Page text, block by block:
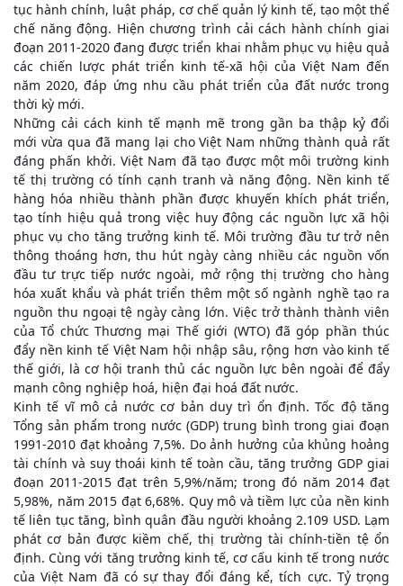
tục hành chính, luật pháp, cơ chế quản lý kinh tế, tạo một thể
chế năng động. Hiện chương trình cải cách hành chính giai
đoạn 2011-2020 đang được triển khai nhằm phục vụ hiệu quả
các chiến lược phát triển kinh tế-xã hội của Việt Nam đến
năm 2020, đáp ứng nhu cầu phát triển của đất nước trong
thời kỳ mới.
Những cải cách kinh tế mạnh mẽ trong gần ba thập kỷ đổi
mới vừa qua đã mang lại cho Việt Nam những thành quả rất
đáng phấn khởi. Việt Nam đã tạo được một môi trường kinh
tế thị trường có tính cạnh tranh và năng động. Nền kinh tế
hàng hóa nhiều thành phần được khuyến khích phát triển,
tạo tính hiệu quả trong việc huy động các nguồn lực xã hội
phục vụ cho tăng trưởng kinh tế. Môi trường đầu tư trở nên
thông thoáng hơn, thu hút ngày càng nhiều các nguồn vốn
đầu tư trực tiếp nước ngoài, mở rộng thị trường cho hàng
hóa xuất khẩu và phát triển thêm một số ngành nghề tạo ra
nguồn thu ngoại tệ ngày càng lớn. Việc trở thành thành viên
của Tổ chức Thương mại Thế giới (WTO) đã góp phần thúc
đẩy nền kinh tế Việt Nam hội nhập sâu, rộng hơn vào kinh tế
thế giới, là cơ hội tranh thủ các nguồn lực bên ngoài để đẩy
mạnh công nghiệp hoá, hiện đại hoá đất nước.
Kinh tế vĩ mô cả nước cơ bản duy trì ổn định. Tốc độ tăng
Tổng sản phẩm trong nước (GDP) trung bình trong giai đoạn
1991-2010 đạt khoảng 7,5%. Do ảnh hưởng của khủng hoảng
tài chính và suy thoái kinh tế toàn cầu, tăng trưởng GDP giai
đoạn 2011-2015 đạt trên 5,9%/năm; trong đó năm 2014 đạt
5,98%, năm 2015 đạt 6,68%. Quy mô và tiềm lực của nền kinh
tế liên tục tăng, bình quân đầu người khoảng 2.109 USD. Lạm
phát cơ bản được kiềm chế, thị trường tài chính-tiền tệ ổn
định. Cùng với tăng trưởng kinh tế, cơ cấu kinh tế trong nước
của Việt Nam đã có sự thay đổi đáng kể, tích cực. Tỷ trọng